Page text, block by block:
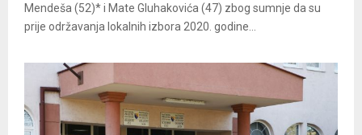
Mendeša (52)* i Mate Gluhakovića (47) zbog sumnje da su
prije održavanja lokalnih izbora 2020. godine...